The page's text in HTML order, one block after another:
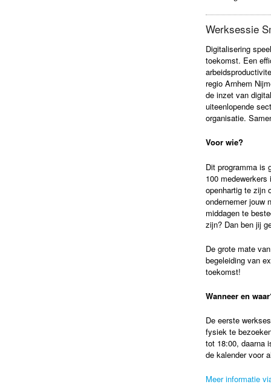
Werksessie
Digitalisering
toekomst. Een
regio Arnhem
de inzet van
uiteenlopende
organisatie.
Voor wie?
Dit programma is
100
openhartig te zijn
ondernemer jouw
middagen te
zijn? Dan ben jij
De grote mate
begeleiding van
toekomst!
Wanneer en
De eerste
fysiek te
tot 18:00, daarna
de kalender voor
Meer informatie